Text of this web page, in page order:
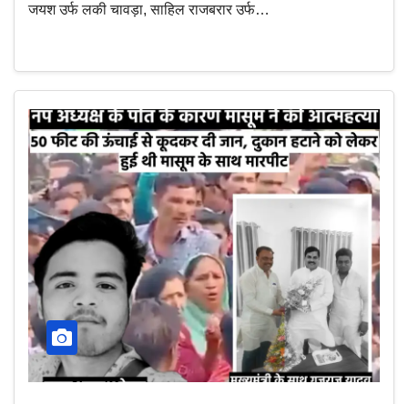
जयश उर्फ लकी चावड़ा, साहिल राजबरार उर्फ…